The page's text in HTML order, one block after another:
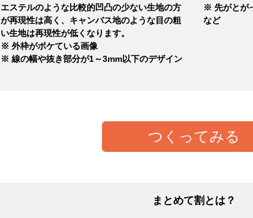
エステルのような比較的凹凸の少ない生地の方
が再現性は高く、キャンバス地のような目の粗
い生地は再現性が低くなります。
※ 外枠がボケている画像
※ 線の幅や抜き部分が1～3mm以下のデザイン
※ 先がとが
など
つくってみる
まとめて割とは？